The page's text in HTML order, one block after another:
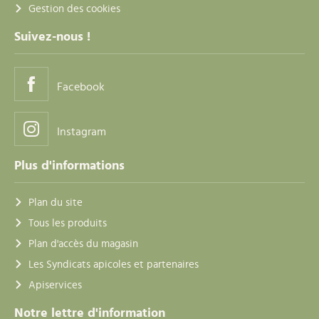
Gestion des cookies
Suivez-nous !
Facebook
Instagram
Plus d'informations
Plan du site
Tous les produits
Plan d'accès du magasin
Les Syndicats apicoles et partenaires
Apiservices
Notre lettre d'information